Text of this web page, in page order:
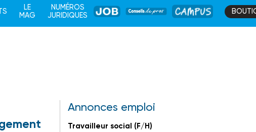
LE
MAG
NUMÉROS
JURIDIQUES
JOB
DE
CAMPUS
Annonces emploi
Travailleur social (F/H)